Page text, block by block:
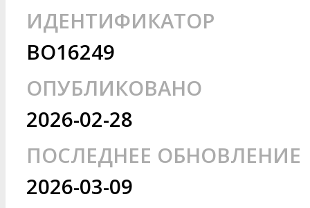
ИДЕНТИФИКАТОР
BO16249
ОПУБЛИКОВАНО
2026-02-28
ПОСЛЕДНЕЕ ОБНОВЛЕНИЕ
2026-03-09